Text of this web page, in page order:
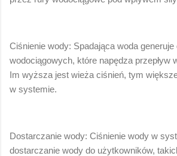
Ciśnienie wody: Spadająca woda
wodociągowych, które napędza przepływ
Im wyższa jest wieża ciśnień, tym
w systemie.
Dostarczanie wody: Ciśnienie wody w
dostarczanie wody do użytkowników,